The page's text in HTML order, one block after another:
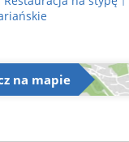
na mapie